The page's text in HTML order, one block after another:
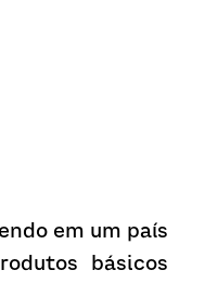
em um país
básicos